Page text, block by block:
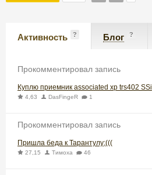
Активность ? Блог ?
Прокомментировал запись
Куплю приемник associated xp trs402 SSi
4,63 DasFingeR 1
Прокомментировал запись
Пришла беда к Тарантулу;(((
27,15 Тимоха 46